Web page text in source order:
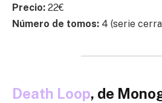
Precio: 22€
Número de tomos: 4 (serie
Death Loop, de